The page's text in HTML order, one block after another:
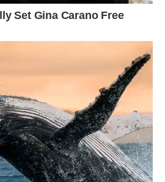
Петрівни і сунула бабусі
мою дочку, – вона подумала
і не хотіла приймати гроші,
з тягарем в гpyдях взяла
Лілю заради якихось грошей
Славік, чоловік Алли і